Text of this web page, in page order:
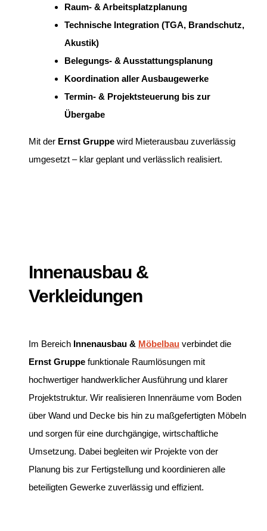
Raum- & Arbeitsplatzplanung
Technische Integration (TGA, Brandschutz,
Akustik)
Belegungs- & Ausstattungsplanung
Koordination aller Ausbaugewerke
Termin- & Projektsteuerung bis zur
Übergabe
Mit der Ernst Gruppe wird Mieterausbau zuverlässig
umgesetzt – klar geplant und verlässlich realisiert.
Innenausbau &
Verkleidungen
Im Bereich Innenausbau & Möbelbau verbindet die
Ernst Gruppe funktionale Raumlösungen mit
hochwertiger handwerklicher Ausführung und klarer
Projektstruktur. Wir realisieren Innenräume vom Boden
über Wand und Decke bis hin zu maßgefertigten Möbeln
und sorgen für eine durchgängige, wirtschaftliche
Umsetzung. Dabei begleiten wir Projekte von der
Planung bis zur Fertigstellung und koordinieren alle
beteiligten Gewerke zuverlässig und effizient.